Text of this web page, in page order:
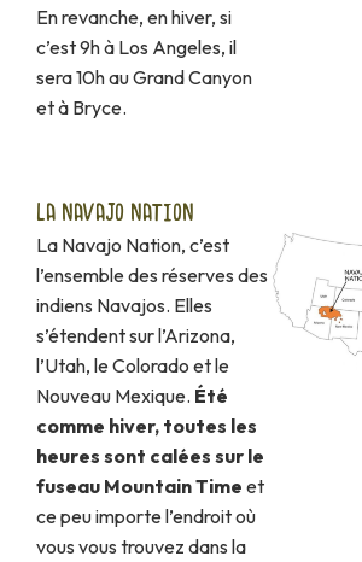
En revanche, en hiver, si
c’est 9h à Los Angeles, il
sera 10h au Grand Canyon
et à Bryce.
LA NAVAJO NATION
La Navajo Nation, c’est
l’ensemble des réserves des
indiens Navajos. Elles
s’étendent sur l’Arizona,
l’Utah, le Colorado et le
Nouveau Mexique. Été
comme hiver, toutes les
heures sont calées sur le
fuseau Mountain Time et
ce peu importe l’endroit où
vous vous trouvez dans la